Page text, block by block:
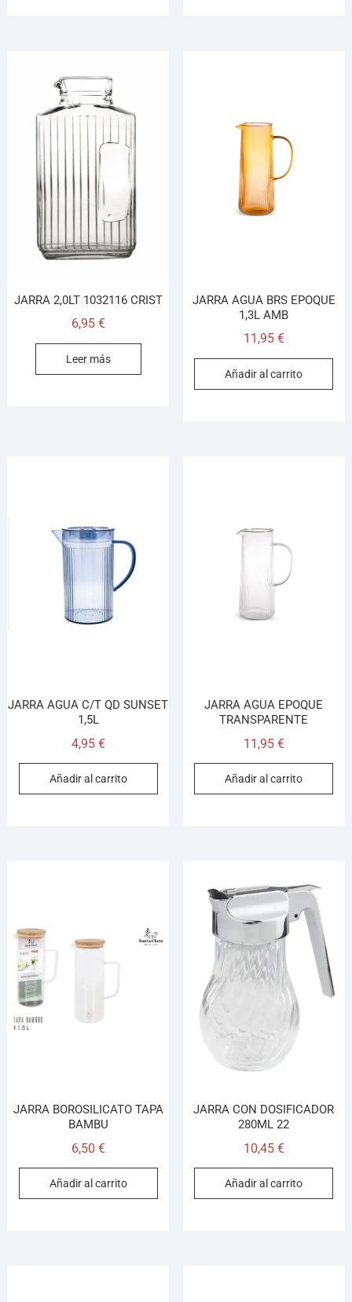
JARRA 2,0LT 1032116 CRIST
6,95 €
Leer más
JARRA AGUA BRS EPOQUE
1,3L AMB
11,95 €
Añadir al carrito
JARRA AGUA C/T QD SUNSET
1,5L
4,95 €
Añadir al carrito
JARRA AGUA EPOQUE
TRANSPARENTE
11,95 €
Añadir al carrito
JARRA BOROSILICATO TAPA
BAMBU
6,50 €
Añadir al carrito
JARRA CON DOSIFICADOR
280ML 22
10,45 €
Añadir al carrito